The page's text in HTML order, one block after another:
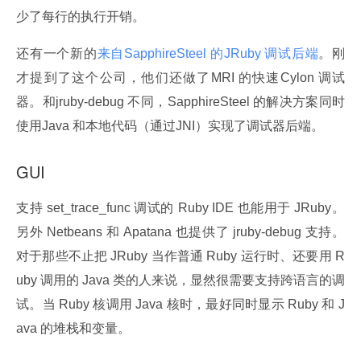
少了每行的执行开销。
还有一个新的来自SapphireSteel 的JRuby 调试后端。刚
才提到了这个公司，他们还做了MRI 的快速Cylon 调试
器。和jruby-debug 不同，SapphireSteel 的解决方案同时
使用Java 和本地代码（通过JNI）实现了调试器后端。
GUI
支持 set_trace_func 调试的 Ruby IDE 也能用于 JRuby。
另外 Netbeans 和 Apatana 也提供了 jruby-debug 支持。
对于那些不止把 JRuby 当作普通 Ruby 运行时、还要用 R
uby 调用的 Java 类的人来说，显然很需要支持跨语言的调
试。当 Ruby 核调用 Java 核时，最好同时显示 Ruby 和 J
ava 的堆栈和变量。